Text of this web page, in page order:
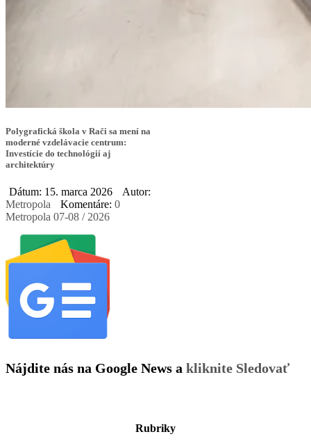
Polygrafická škola v Rači sa mení na
moderné vzdelávacie centrum:
Investície do technológií aj
architektúry
Dátum: 15. marca 2026
Autor:
Metropola
Komentáre: 0
Metropola 07-08 / 2026
Nájdite nás na Google News a kliknite Sledovať
Rubriky